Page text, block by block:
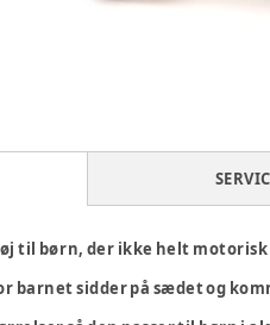
til børn, der ikke helt
barnet sidder på sædet og